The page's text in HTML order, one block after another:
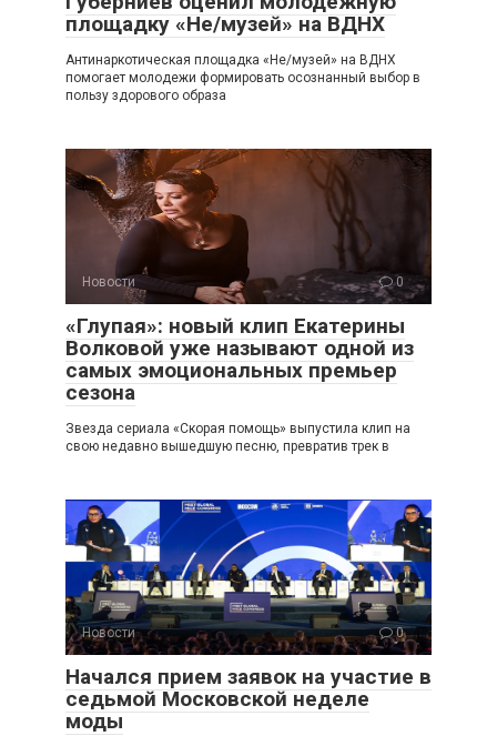
площадку «Не/музей» на ВДНХ
Антинаркотическая площадка «Не/музей» на ВДНХ
помогает молодежи формировать осознанный выбор в
пользу здорового образа
Новости 0
«Глупая»: новый клип Екатерины
Волковой уже называют одной из
самых эмоциональных премьер
сезона
Звезда сериала «Скорая помощь» выпустила клип на
свою недавно вышедшую песню, превратив трек в
Новости 0
Начался прием заявок на участие в
седьмой Московской неделе
моды